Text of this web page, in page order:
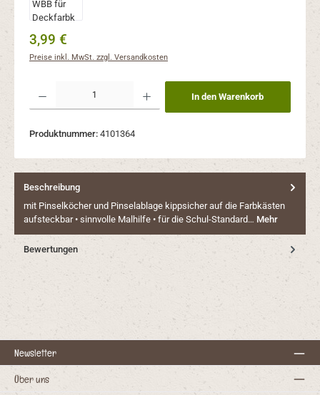
Regulärer Preis:
3,99 €
Preise inkl. MwSt. zzgl. Versandkosten
Produkt Anzahl: Gib den gewünschten Wert ein oder benutze die Schaltflächen
In den Warenkorb
Produktnummer: 4101364
Beschreibung
mit Pinselköcher und Pinselablage kippsicher auf die Farbkästen
aufsteckbar • sinnvolle Malhilfe • für die Schul-Standard… Mehr
Bewertungen
Newsletter
Über uns